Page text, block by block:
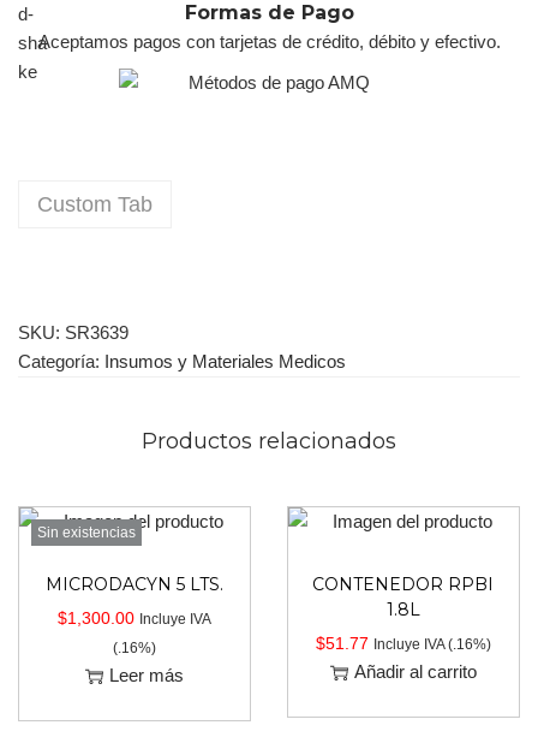
Formas de Pago
Aceptamos pagos con tarjetas de crédito, débito y efectivo.
Custom Tab
SKU: SR3639
Categoría: Insumos y Materiales Medicos
Productos relacionados
Sin existencias
MICRODACYN 5 LTS.
$1,300.00 Incluye IVA
(.16%)
Leer más
CONTENEDOR RPBI
1.8L
$51.77 Incluye IVA (.16%)
Añadir al carrito